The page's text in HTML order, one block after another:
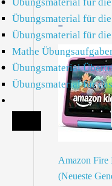
Übungsmaterial für
Übungsmaterial für
Mathe
Übungsmaterial
Übungsmaterial für
–
Amazon Fire
(Neueste